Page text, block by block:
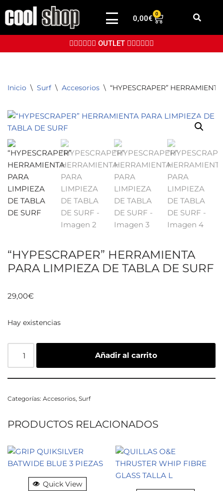
Saltar
contenido
0,00€
0
👉🏼👉🏼👉🏼 OUTLET 👈🏼👈🏼👈🏼
Inicio \ Surf \ Accesorios \ “HYPESCRAPER”
“HYPESCRAPER” HERRAMIENTA
PARA LIMPIEZA DE TABLA DE SURF
29,00€
Hay existencias
Añadir al carrito
Categorías: Accesorios, Surf
PRODUCTOS RELACIONADOS
Quick View